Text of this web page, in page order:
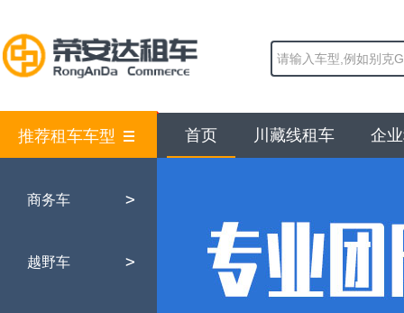
推荐租车车型 首页 川藏线租车 企
商务车 >
越野车 >